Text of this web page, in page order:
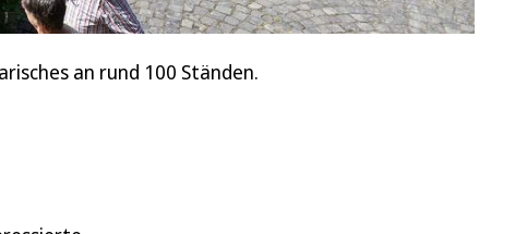
an rund 100 Ständen.